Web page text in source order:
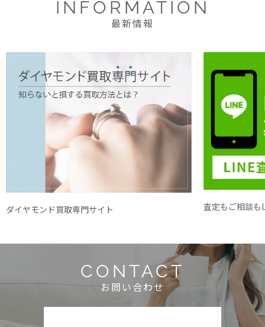
INFORMATION
最新情報
ダイヤモンド買取専門サイト 査定もご相談も
CONTACT
お問い合わせ